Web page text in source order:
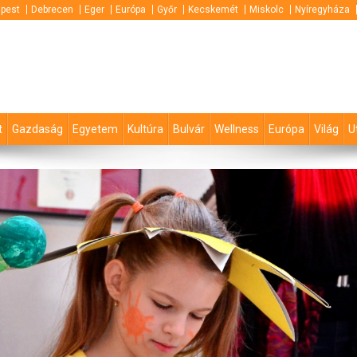
Debrecen Eger Európa Győr Kecskemét Miskolc Nyíregyháza
Gazdaság Egyetem Kultúra Bulvár Wellness Európa Világ